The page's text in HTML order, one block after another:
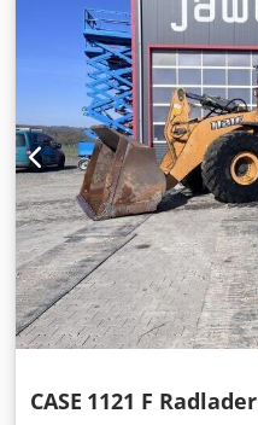
CASE 1121 F Radlader